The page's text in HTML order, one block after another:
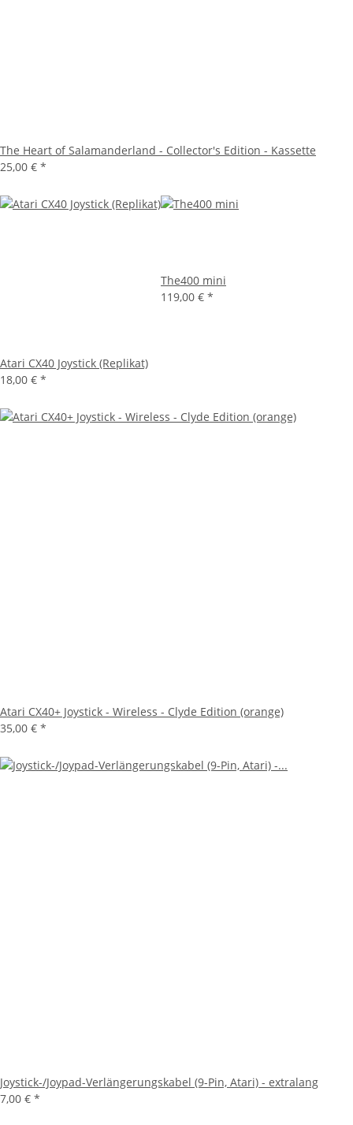
The Heart of Salamanderland - Collector's Edition - Kassette
25,00 € *
Atari CX40 Joystick (Replikat)
18,00 € *
The400 mini
119,00 € *
Atari CX40+ Joystick - Wireless - Clyde Edition (orange)
35,00 € *
Joystick-/Joypad-Verlängerungskabel (9-Pin, Atari) - extralang
7,00 € *